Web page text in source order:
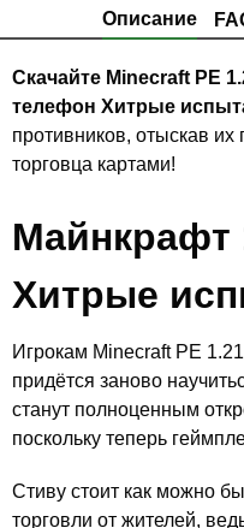
Описание
Скачайте Minecraft PE
телефон Хитрые
противников, отыскав
торговца картами!
Майнкрафт
Хитрые
Игрокам Minecraft PE
придётся заново
станут полноценным
поскольку теперь
Стиву стоит как можно
торговли от жителей,